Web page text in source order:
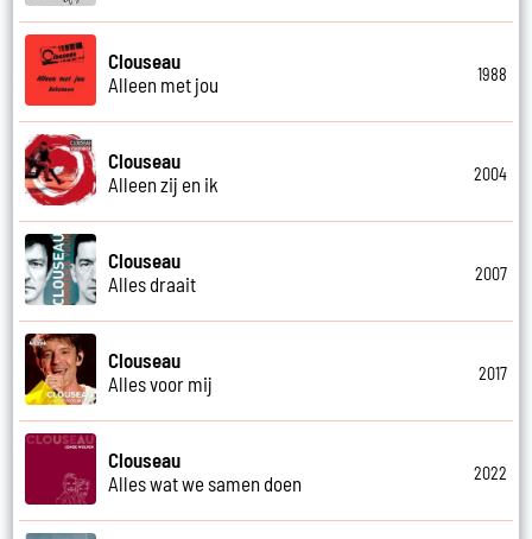
Clouseau
Alleen met jou
1988
Clouseau
Alleen zij en ik
2004
Clouseau
Alles draait
2007
Clouseau
Alles voor mij
2017
Clouseau
Alles wat we samen doen
2022